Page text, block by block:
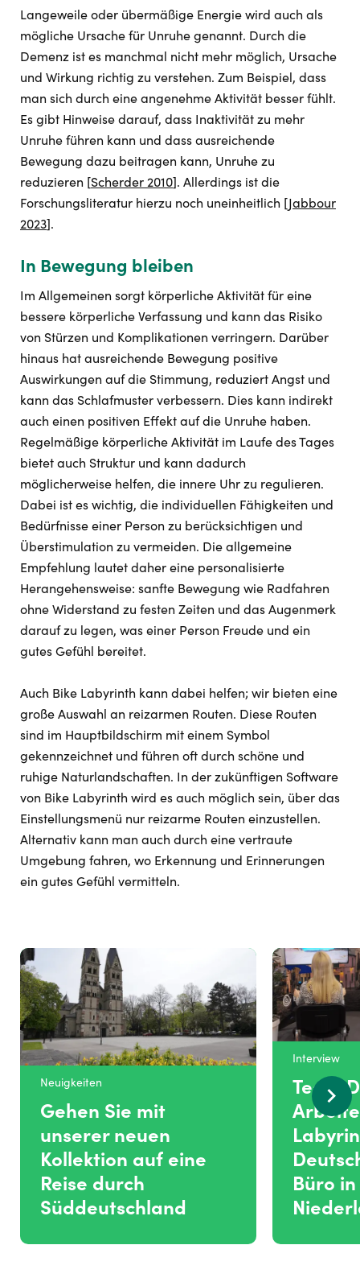
Langeweile oder übermäßige Energie wird auch als
mögliche Ursache für Unruhe genannt. Durch die
Demenz ist es manchmal nicht mehr möglich, Ursache
und Wirkung richtig zu verstehen. Zum Beispiel, dass
man sich durch eine angenehme Aktivität besser fühlt.
Es gibt Hinweise darauf, dass Inaktivität zu mehr
Unruhe führen kann und dass ausreichende
Bewegung dazu beitragen kann, Unruhe zu
reduzieren [Scherder 2010]. Allerdings ist die
Forschungsliteratur hierzu noch uneinheitlich [Jabbour
2023].
In Bewegung bleiben
Im Allgemeinen sorgt körperliche Aktivität für eine
bessere körperliche Verfassung und kann das Risiko
von Stürzen und Komplikationen verringern. Darüber
hinaus hat ausreichende Bewegung positive
Auswirkungen auf die Stimmung, reduziert Angst und
kann das Schlafmuster verbessern. Dies kann indirekt
auch einen positiven Effekt auf die Unruhe haben.
Regelmäßige körperliche Aktivität im Laufe des Tages
bietet auch Struktur und kann dadurch
möglicherweise helfen, die innere Uhr zu regulieren.
Dabei ist es wichtig, die individuellen Fähigkeiten und
Bedürfnisse einer Person zu berücksichtigen und
Überstimulation zu vermeiden. Die allgemeine
Empfehlung lautet daher eine personalisierte
Herangehensweise: sanfte Bewegung wie Radfahren
ohne Widerstand zu festen Zeiten und das Augenmerk
darauf zu legen, was einer Person Freude und ein
gutes Gefühl bereitet.
Auch Bike Labyrinth kann dabei helfen; wir bieten eine
große Auswahl an reizarmen Routen. Diese Routen
sind im Hauptbildschirm mit einem Symbol
gekennzeichnet und führen oft durch schöne und
ruhige Naturlandschaften. In der zukünftigen Software
von Bike Labyrinth wird es auch möglich sein, über das
Einstellungsmenü nur reizarme Routen einzustellen.
Alternativ kann man auch durch eine vertraute
Umgebung fahren, wo Erkennung und Erinnerungen
ein gutes Gefühl vermitteln.
Neuigkeiten
Gehen Sie mit
unserer neuen
Kollektion auf eine
Reise durch
Süddeutschland
Interview
Team
Büro